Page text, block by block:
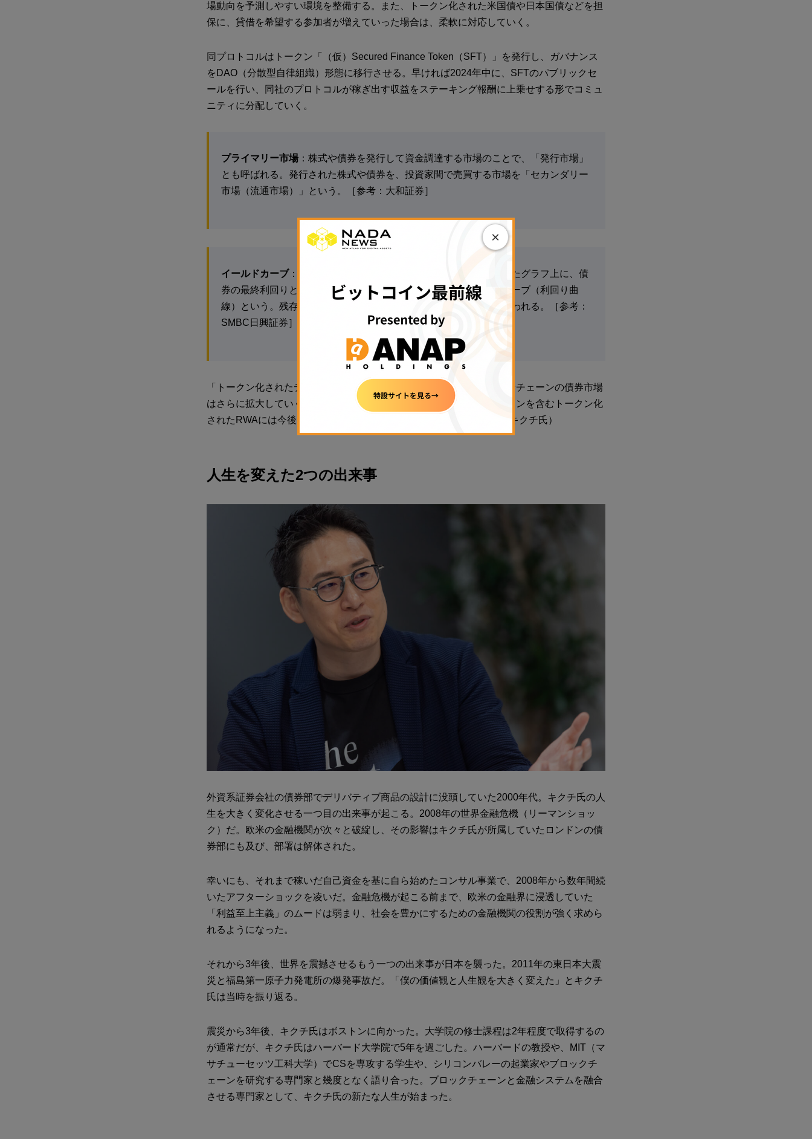
場動向を予測しやすい環境を整備する。また、トークン化された米国債や日本国債などを担
保に、貸借を希望する参加者が増えていった場合は、柔軟に対応していく。
同プロトコルはトークン「（仮）Secured Finance Token（SFT）」を発行し、ガバナンス
をDAO（分散型自律組織）形態に移行させる。早ければ2024年中に、SFTのパブリックセ
ールを行い、同社のプロトコルが稼ぎ出す収益をステーキング報酬に上乗せする形でコミュ
ニティに分配していく。
プライマリー市場 ：株式や債券を発行して資金調達する市場のことで、「発行市場」
とも呼ばれる。発行された株式や債券を、投資家間で売買する市場を「セカンダリー
市場（流通市場）」という。［参考：大和証券］
イールドカーブ：縦軸に最終利回り、横軸に債券の残存期間を取ったグラフ上に、債
券の最終利回りと残存期間に対応する点をつないだ線をイールドカーブ（利回り曲
線）という。残存期間の長短による利回りの関係を分析する際に使われる。［参考：
SMBC日興証券］
「トークン化されたデジタル資産で一定の流動性が確保されれば、オンチェーンの債券市場
はさらに拡大していくだろう。（法定通貨に連動する）ステーブルコインを含むトークン化
されたRWAには今後、大きな資本が入ってくることが予想される」（キクチ氏）
人生を変えた2つの出来事
外資系証券会社の債券部でデリバティブ商品の設計に没頭していた2000年代。キクチ氏の人
生を大きく変化させる一つ目の出来事が起こる。2008年の世界金融危機（リーマンショッ
ク）だ。欧米の金融機関が次々と破綻し、その影響はキクチ氏が所属していたロンドンの債
券部にも及び、部署は解体された。
幸いにも、それまで稼いだ自己資金を基に自ら始めたコンサル事業で、2008年から数年間続
いたアフターショックを凌いだ。金融危機が起こる前まで、欧米の金融界に浸透していた
「利益至上主義」のムードは弱まり、社会を豊かにするための金融機関の役割が強く求めら
れるようになった。
それから3年後、世界を震撼させるもう一つの出来事が日本を襲った。2011年の東日本大震
災と福島第一原子力発電所の爆発事故だ。「僕の価値観と人生観を大きく変えた」とキクチ
氏は当時を振り返る。
震災から3年後、キクチ氏はボストンに向かった。大学院の修士課程は2年程度で取得するの
が通常だが、キクチ氏はハーバード大学院で5年を過ごした。ハーバードの教授や、MIT（マ
サチューセッツ工科大学）でCSを専攻する学生や、シリコンバレーの起業家やブロックチ
ェーンを研究する専門家と幾度となく語り合った。ブロックチェーンと金融システムを融合
させる専門家として、キクチ氏の新たな人生が始まった。
×